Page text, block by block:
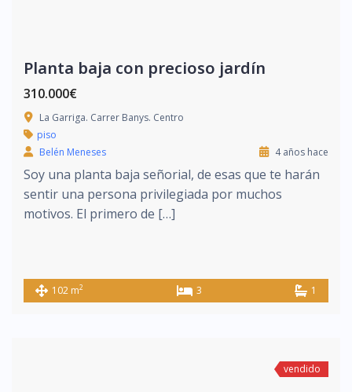
Planta baja con precioso jardín
310.000€
La Garriga. Carrer Banys. Centro
piso
Belén Meneses
4 años hace
Soy una planta baja señorial, de esas que te harán
sentir una persona privilegiada por muchos
motivos. El primero de […]
102 m2 3 1
vendido